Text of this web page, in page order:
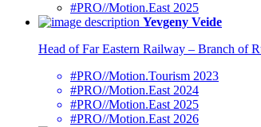
#PRO//Motion.East 2025
Yevgeny Veide
Head of Far Eastern Railway – Branch of
#PRO//Motion.Tourism 2023
#PRO//Motion.East 2024
#PRO//Motion.East 2025
#PRO//Motion.East 2026